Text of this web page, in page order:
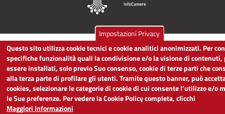
Impostazioni Privacy
Questo sito utilizza cookie tecnici e cookie analitici anonimizzati. Per
specifiche funzionalità quali la condivisione e/o la visione di contenuti,
essere installati, solo previo Suo consenso, cookie di terze parti che
alla terza parte di profilare gli utenti. Tramite questo banner, può
cookies, selezionare le categorie di cookie di cui consente l’utilizzo e/o
le Sue preferenze. Per vedere la Cookie Policy completa, clicchi
Maggiori Informazioni